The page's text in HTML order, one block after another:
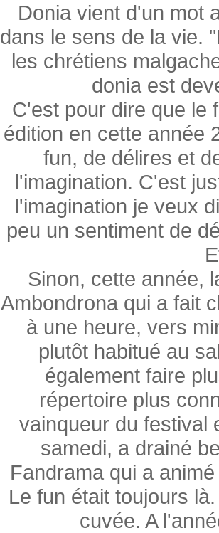
Donia vient d'un mot
dans le sens de la vie.
les chrétiens
donia est
C'est pour dire que le
édition en cette année
fun, de délires et
l'imagination. C'est
l'imagination je veux
peu un sentiment de
Sinon, cette année,
Ambondrona qui a fait
à une heure, vers
plutôt habitué au
également faire
répertoire plus
vainqueur du festival
samedi, a drainé
Fandrama qui a
Le fun était toujours
cuvée. A